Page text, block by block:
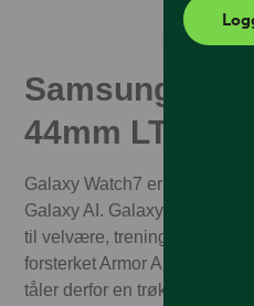
Samsung
44mm LTE
Galaxy Watch7 er Samsung
Galaxy AI. Galaxy Watch7 er
til velvære, trening og
forsterket Armor
tåler derfor en trøkk, opptil 40